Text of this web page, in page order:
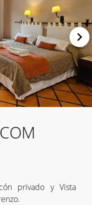
privado y Vista